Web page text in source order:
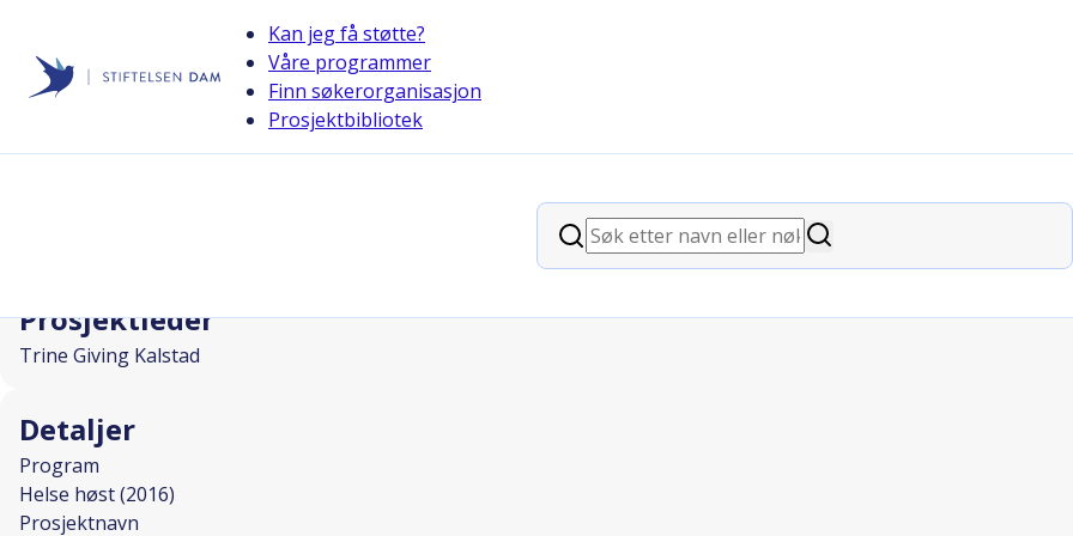
Kan jeg få støtte?
Våre programmer
Finn søkerorganisasjon
Prosjektbibliotek
Søk
Søk
Prosjektleder
Trine Giving Kalstad
Detaljer
Program
Helse høst (2016)
Prosjektnavn